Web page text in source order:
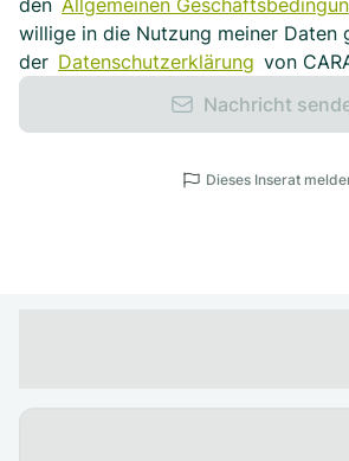
den Allgemeinen
willige in die Nutzung meiner Daten
der Datenschutzerklärung von
Nachricht
Dieses Inserat